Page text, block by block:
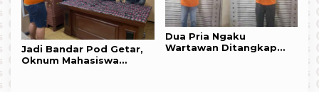
Jadi Bandar Pod Getar,
Oknum Mahasiswa
Dua Pria Ngaku
Wartawan Ditangkap